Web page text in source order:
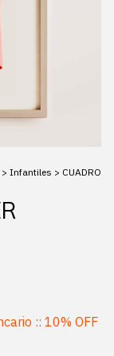
> Infantiles > CUADRO
:: 10% OFF